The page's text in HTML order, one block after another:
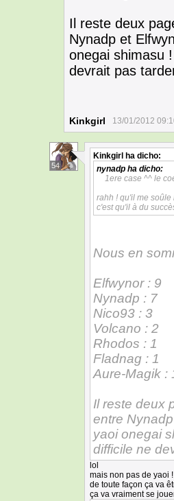
Il reste deux
Nynadp et
onegai shimasu !
devrait pas
Kinkgirl 13/01/2012
54
Kinkgirl ha dicho:
nynadp ha dicho:
1ere case ^^ le
rahh ! qu'il me soûle
c'est qu'il à du
Nous en
Elfwynor : 9
Nynadp : 7
Nico93 : 3
Volcano : 2
Rhodos : 1
Fladnag : 1
Aure-Magik :
Il reste deux
entre
yaoi onegai
difficile ne
lol
mais non pas de yaoi
de toute façon ça va
ça va vraiment se